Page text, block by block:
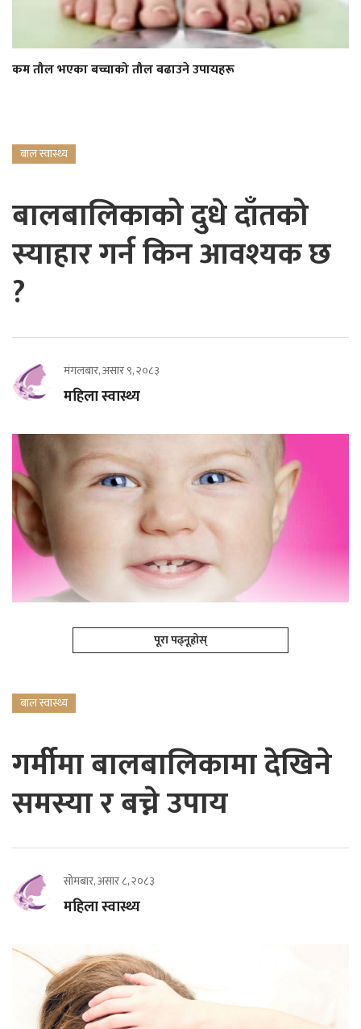
कम तौल भएका बच्चाको तौल बढाउने उपायहरू
बाल स्वास्थ्य
बालबालिकाको दुधे दाँतको
स्याहार गर्न किन आवश्यक छ
?
मंगलबार, असार ९, २०८३
महिला स्वास्थ्य
पूरा पढ्नूहोस्
बाल स्वास्थ्य
गर्मीमा बालबालिकामा देखिने
समस्या र बच्ने उपाय
सोमबार, असार ८, २०८३
महिला स्वास्थ्य